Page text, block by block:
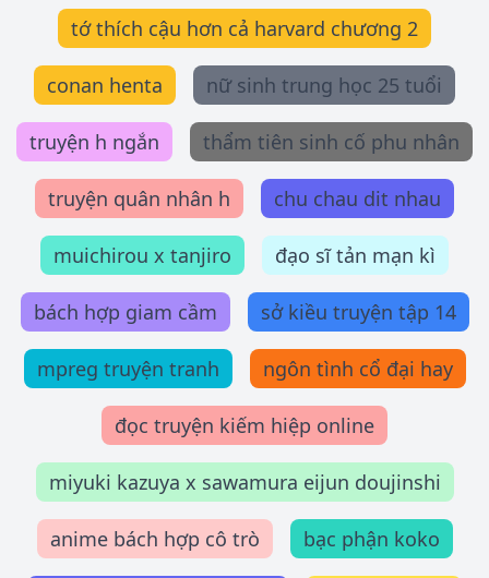
tớ thích cậu hơn cả harvard chương 2
conan henta nữ sinh trung học 25 tuổi
truyện h ngắn thẩm tiên sinh cố phu nhân
truyện quân nhân h chu chau dit nhau
muichirou x tanjiro đạo sĩ tản mạn kì
bách hợp giam cầm sở kiều truyện tập 14
mpreg truyện tranh ngôn tình cổ đại hay
đọc truyện kiếm hiệp online
miyuki kazuya x sawamura eijun doujinshi
anime bách hợp cô trò bạc phận koko